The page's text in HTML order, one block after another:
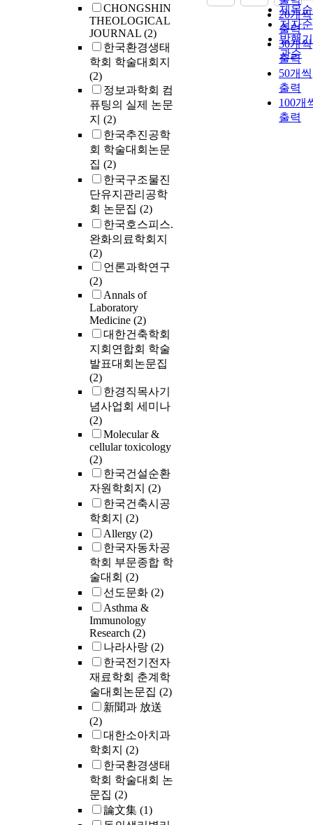
CHONGSHIN
THEOLOGICAL
JOURNAL (2)
한국환경생태
학회 학술대회지
(2)
정보과학회 컴
퓨팅의 실제 논문
지 (2)
한국추진공학
회 학술대회논문
집 (2)
한국구조물진
단유지관리공학
회 논문집 (2)
한국호스피스.
완화의료학회지
(2)
언론과학연구
(2)
Annals of
Laboratory
Medicine (2)
대한건축학회
지회연합회 학술
발표대회논문집
(2)
한경직목사기
념사업회 세미나
(2)
Molecular &
cellular toxicology
(2)
한국건설순환
자원학회지 (2)
한국건축시공
학회지 (2)
Allergy (2)
한국자동차공
학회 부문종합 학
술대회 (2)
선도문화 (2)
Asthma &
Immunology
Research (2)
나라사랑 (2)
한국전기전자
재료학회 춘계학
술대회논문집 (2)
新聞과 放送
(2)
대한소아치과
학회지 (2)
한국환경생태
학회 학술대회 논
문집 (2)
論文集 (1)
제목순
저자순
발행기
관순
20개씩
출력
30개씩
출력
50개씩
출력
100개
출력